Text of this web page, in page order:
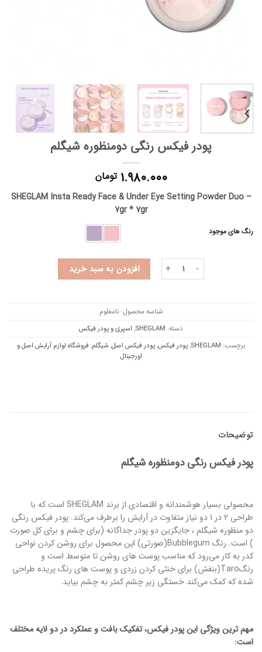
پودر فیکس رنگی دومنظوره شیگلم
۱.۹۸۰.۰۰۰ تومان
SHEGLAM Insta Ready Face & Under Eye Setting Powder Duo –
7gr * 7gr
رنگ های موجود
پودر فیکس رنگی دومنظوره شیگلم عدد
افزودن به سبد خرید
شناسه محصول: نامعلوم
دسته: SHEGLAM
, اسپری و پودر فیکس
برچسب: SHEGLAM
,پودر فیکس,پودر فیکس اصل, شیگلم, فروشگاه لوازم آرایش اصل و
اورجینال
توضیحات
پودر فیکس رنگی دومنظوره شیگلم
محصولی بسیار هوشمندانه و اقتصادی از برند SHEGLAM است که با
طراحی 2 در 1 دو نیاز متفاوت در آرایش را برطرف می‌کند. پودر فیکس رنگی
دو منظوره شیگلم ، جایگزین دو پودر جداگانه (برای چشم و برای کل صورت
) است. رنگ Bubblegum(صورتی) این محصول برای روشن کردن نواحی
کدر به کار می‌رود که مناسب پوست های روشن تا متوسط است و
رنگTaro(بنفش) برای خنثی کردن زردی و پوست های رنگ پریده طراحی
شده که کمک می‌کند خستگی زیر چشم کمتر به چشم بیاید.
مهم ترین ویژگی این پودر فیکس، تفکیک بافت و عملکرد در دو لایه مختلف
است: